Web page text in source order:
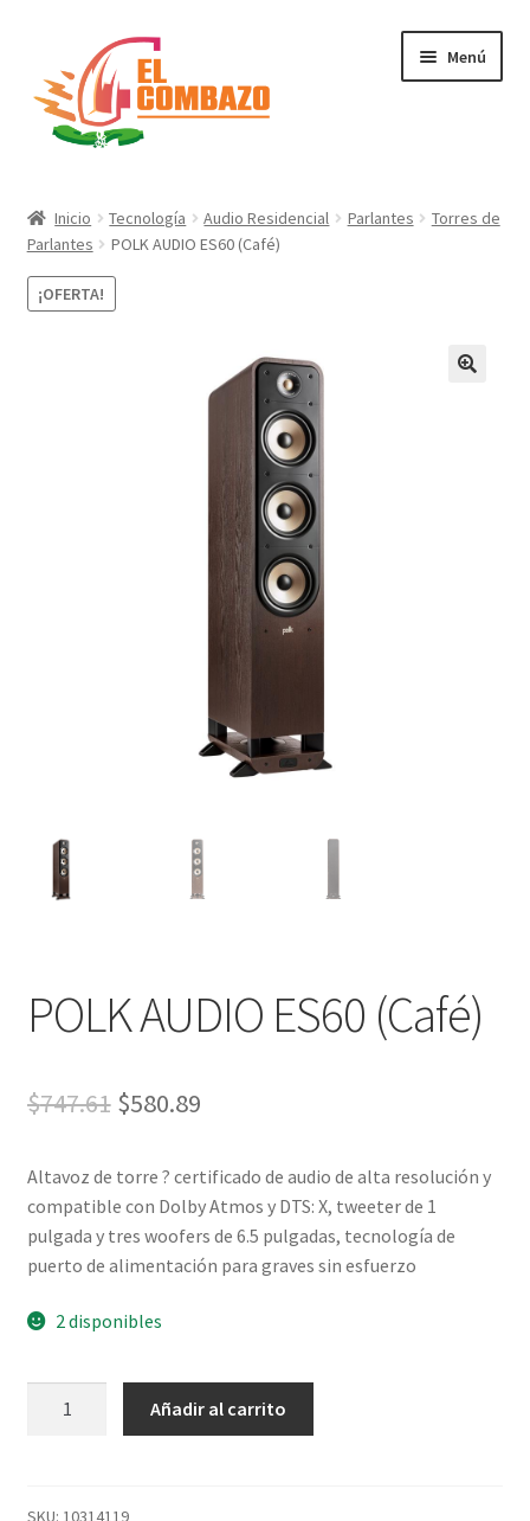
Menú
DJ, Audio e Iluminación PRO
Grabación de Audio & Video
Inicio Tecnología Audio Residencial Parlantes
Torres de
Parlantes
POLK AUDIO ES60 (Café)
¡OFERTA!
POLK AUDIO ES60 (Café)
$747.61 $580.89
Altavoz de torre ? certificado de audio de alta resolución y
compatible con Dolby Atmos y DTS: X, tweeter de 1
pulgada y tres woofers de 6.5 pulgadas, tecnología de
puerto de alimentación para graves sin esfuerzo
2 disponibles
Añadir al carrito
SKU: 10314119